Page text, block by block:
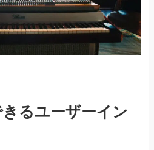
るユーザーイン